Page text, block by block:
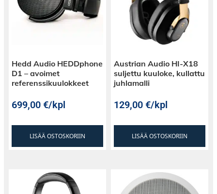
Hedd Audio HEDDphone
D1 – avoimet
referenssikuulokkeet
699,00€/kpl
LISÄÄ OSTOSKORIIN
Austrian Audio HI-X18
suljettu kuuloke, kullattu
juhlamalli
129,00€/kpl
LISÄÄ OSTOSKORIIN